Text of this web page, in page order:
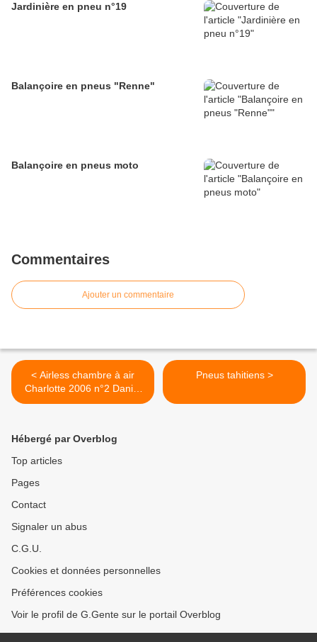
Jardinière en pneu n°19
Balançoire en pneus "Renne"
Balançoire en pneus moto
Commentaires
Ajouter un commentaire
< Airless chambre à air
Charlotte 2006 n°2 Daniel
Firman
Pneus tahitiens >
Hébergé par Overblog
Top articles
Pages
Contact
Signaler un abus
C.G.U.
Cookies et données personnelles
Préférences cookies
Voir le profil de G.Gente sur le portail Overblog